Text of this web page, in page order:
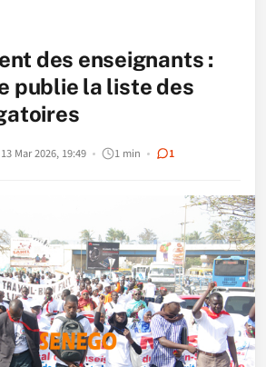
des enseignants :
publie la liste des
13 Mar 2026, 19:49 1 min 1